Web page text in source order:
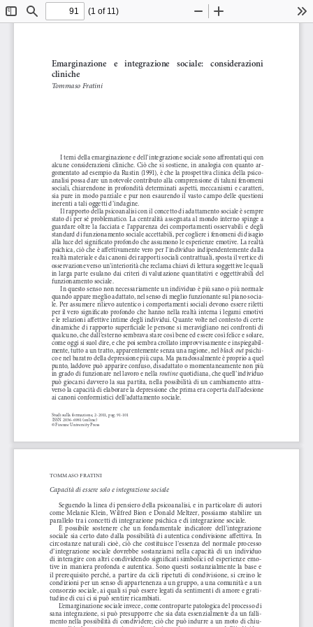
ToggleFind
(1 of 11)
Zoom
Studi sulla formazione, 2-2011, pag. 91-101
ISSN 2036-6981 (online)
© Firenze University Press
Emarginazione    e    integrazione    sociale:    considerazioni
cliniche
Tommaso Fratini
I temi della emarginazione e dell’integrazione sociale sono affrontati qui con
alcune  considerazioni  cliniche.  Ciò  che  si  sostiene,  in  analogia  con  quanto  ar-
gomentato ad esempio da Rustin (1991), è che la prospettiva clinica della psico-
analisi possa dare un notevole contributo alla comprensione di taluni fenomeni
sociali,  chiarendone  in  profondità  determinati  aspetti,  meccanismi  e  caratteri,
sia  pure  in  modo  parziale  e  pur  non  esaurendo  il  vasto  campo  delle  questioni
inerenti a tali oggetti d’indagine.
Il rapporto della psicoanalisi con il concetto di adattamento sociale è sempre
stato di per sé problematico. La centralità assegnata al mondo interno spinge a
guardare  oltre  la  facciata  e  l’apparenza  dei  comportamenti  osservabili  e  degli
standard di funzionamento sociale accettabili, per cogliere i fenomeni di disagio
alla luce del significato profondo che assumono le esperienze emotive. La realtà
psichica, ciò che è affettivamente vero per l’individuo indipendentemente dalla
realtà materiale e dai canoni dei rapporti sociali contrattuali, sposta il vertice di
osservazione verso un’interiorità che reclama chiavi di lettura soggettive le quali
in  larga  parte  esulano  dai  criteri  di  valutazione  quantitativi  e  oggettivabili  del
funzionamento sociale.
In questo senso non necessariamente un individuo è più sano o più normale
quando appare meglio adattato, nel senso di meglio funzionante sul piano socia-
le. Per assumere rilievo autentico i comportamenti sociali devono essere riletti
per il vero significato profondo che hanno nella realtà interna i legami emotivi
e le relazioni affettive intime degli individui. Quante volte nel contesto di certe
dinamiche  di  rapporto  superficiale  le  persone  si  meravigliano  nei  confronti  di
qualcuno, che dall’esterno sembrava stare così bene ed essere così felice e solare,
come oggi si suol dire, e che poi sembra crollato improvvisamente e inspiegabil-
mente, tutto a un tratto, apparentemente senza una ragione, nel black out psichi-
co e nel baratro della depressione più cupa. Ma paradossalmente è proprio a quel
punto, laddove può apparire confuso, disadattato o momentaneamente non più
in grado di funzionare nel lavoro e nella routine quotidiana, che quell’individuo
può  giocarsi  davvero  la  sua  partita,  nella  possibilità  di  un  cambiamento  attra
verso la capacità di elaborare la depressione che prima era coperta dall’adesione
ai canoni conformistici dell’adattamento sociale.
TOMMASO FRATINI
Capacità di essere solo e integrazione sociale
Seguendo la linea di pensiero della psicoanalisi, e in particolare di autori
come  Melanie  Klein,  Wilfred  Bion  e  Donald  Meltzer,  possiamo  stabilire  un
parallelo tra i concetti di integrazione psichica e di integrazione sociale.
È  possibile  sostenere  che  un  fondamentale  indicatore  dell’integrazione
sociale  sia  certo  dato  dalla  possibilità  di  autentica  condivisione  affettiva.  In
circostanze  naturali  cioè,  ciò  che  costituisce  l’essenza  del  normale  processo
d’integrazione  sociale  dovrebbe  sostanziarsi  nella  capacità  di  un  individuo
di interagire con altri condividendo significati simbolici ed esperienze emo-
tive  in  maniera  profonda  e  autentica.  Sono  questi  sostanzialmente  la  base  e
il  prerequisito  perché,  a  partire  da  cicli  ripetuti  di  condivisione,  si  creino  le
condizioni per un senso di appartenenza a un gruppo, a una comunità e a un
consorzio sociale, ai quali si può essere legati da sentimenti di amore e grati
tudine di cui ci si può sentire ricambiati.
L’emarginazione sociale invece, come controparte patologica del processo di
sana integrazione, si può presupporre che sia data essenzialmente da un falli
mento nella possibilità di condividere; ciò che può indurre a un moto di chiu-